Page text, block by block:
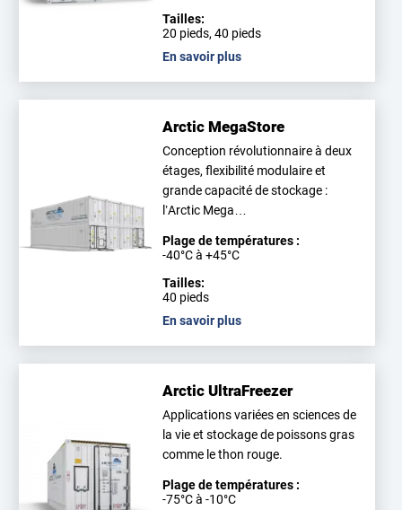
Tailles:
20 pieds, 40 pieds
En savoir plus
Arctic MegaStore
Conception révolutionnaire à deux
étages, flexibilité modulaire et
grande capacité de stockage :
l’Arctic Mega…
Plage de températures :
-40°C à +45°C
Tailles:
40 pieds
En savoir plus
Arctic UltraFreezer
Applications variées en sciences de
la vie et stockage de poissons gras
comme le thon rouge.
Plage de températures :
-75°C à -10°C